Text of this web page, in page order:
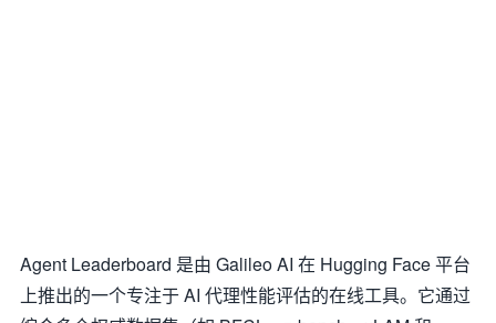
Agent Leaderboard 是由 Galileo AI 在 Hugging Face 平台
上推出的一个专注于 AI 代理性能评估的在线工具。它通过